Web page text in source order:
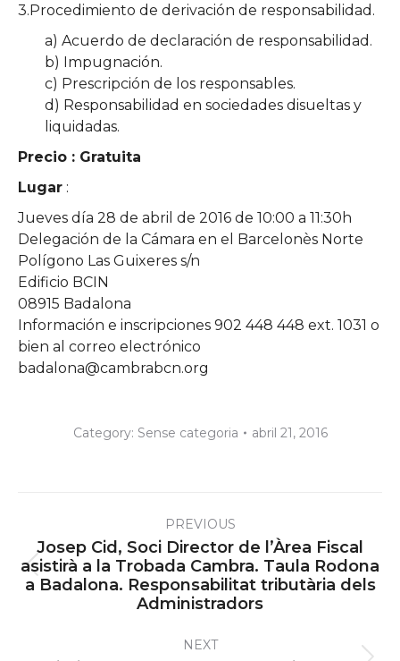
3.Procedimiento de derivación de responsabilidad.
a) Acuerdo de declaración de responsabilidad.
b) Impugnación.
c) Prescripción de los responsables.
d) Responsabilidad en sociedades disueltas y
liquidadas.
Precio : Gratuita
Lugar :
Jueves día 28 de abril de 2016 de 10:00 a 11:30h
Delegación de la Cámara en el Barcelonès Norte
Polígono Las Guixeres s/n
Edificio BCIN
08915 Badalona
Información e inscripciones 902 448 448 ext. 1031 o
bien al correo electrónico
badalona@cambrabcn.org
Category: Sense categoria abril 21, 2016
navigationPREVIOUS
Previous
post:
Josep Cid, Soci Director de l’Àrea Fiscal
asistirà a la Trobada Cambra. Taula Rodona
a Badalona. Responsabilitat tributària dels
Administradors
NEXT